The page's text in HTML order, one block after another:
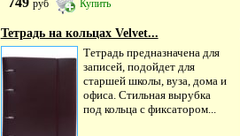
руб Купить
Тетрадь на кольцах Velvet...
Тетрадь предназначена для
записей, подойдет для
старшей школы, вуза, дома и
офиса. Стильная вырубка
под кольца с фиксатором...